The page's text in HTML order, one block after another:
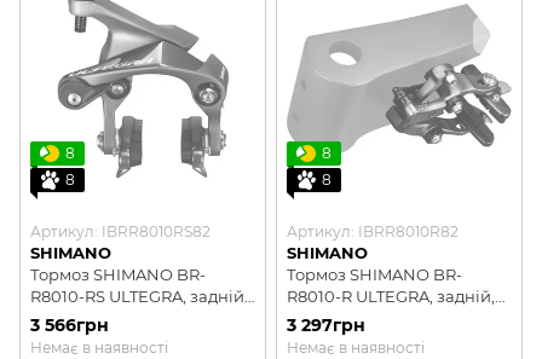
8
8
Артикул: IBRR8010RS82
SHIMANO
Тормоз SHIMANO BR-
R8010-RS ULTEGRA, задній,
монтаж на підсидільну
трубу
3 566грн
Немає в наявності
8
8
Артикул: IBRR8010R82
SHIMANO
Тормоз SHIMANO BR-
R8010-R ULTEGRA, задній,
прямий монтаж
3 297грн
Немає в наявності